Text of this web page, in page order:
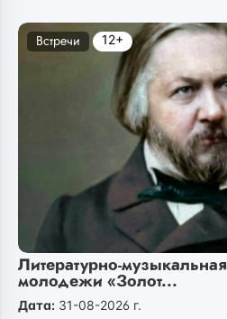
Литературно-
молодежи «Золот...
Дата: 31-08-2026 г.
Встречи 12+